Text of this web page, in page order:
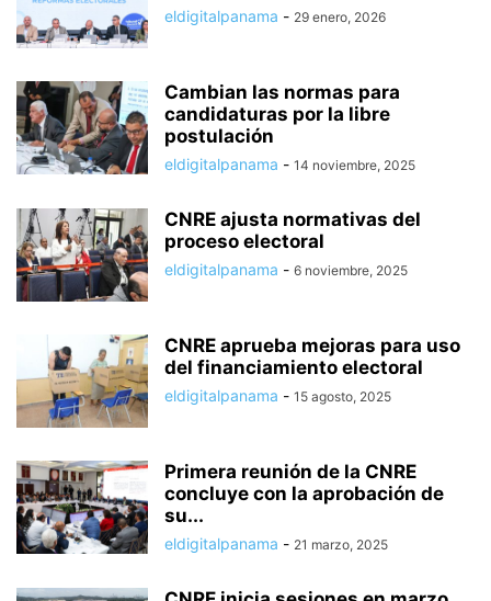
eldigitalpanama - 29 enero, 2026
Cambian las normas para
candidaturas por la libre
postulación
eldigitalpanama - 14 noviembre, 2025
CNRE ajusta normativas del
proceso electoral
eldigitalpanama - 6 noviembre, 2025
CNRE aprueba mejoras para uso
del financiamiento electoral
eldigitalpanama - 15 agosto, 2025
Primera reunión de la CNRE
concluye con la aprobación de
su...
eldigitalpanama - 21 marzo, 2025